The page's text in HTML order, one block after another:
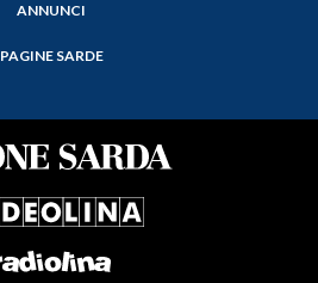
ANNUNCI
PAGINE SARDE